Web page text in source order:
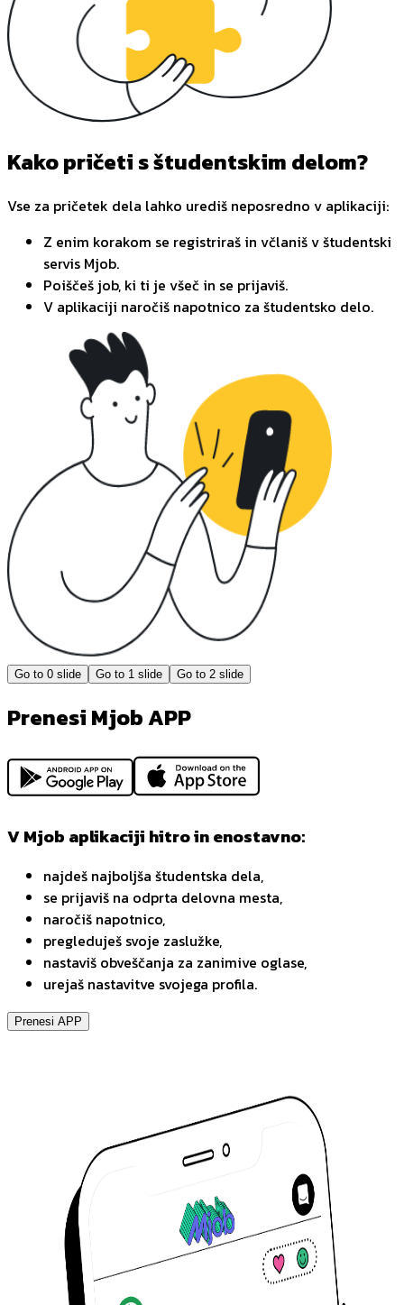
Kako pričeti s študentskim delom?
Vse za pričetek dela lahko urediš neposredno v aplikaciji:
Z enim korakom se registriraš in včlaniš v študentski
servis Mjob.
Poiščeš job, ki ti je všeč in se prijaviš.
V aplikaciji naročiš napotnico za študentsko delo.
Go to 0 slide Go to 1 slide Go to 2 slide
Prenesi Mjob APP
V Mjob aplikaciji hitro in enostavno:
najdeš najboljša študentska dela,
se prijaviš na odprta delovna mesta,
naročiš napotnico,
pregleduješ svoje zaslužke,
nastaviš obveščanja za zanimive oglase,
urejaš nastavitve svojega profila.
Prenesi APP